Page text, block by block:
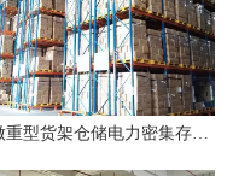
定做重型货架仓储电力密集存储电商物流行业